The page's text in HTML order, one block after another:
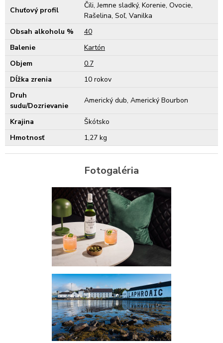
Chuťový profil
Čili, Jemne sladký, Korenie, Ovocie,
Rašelina, Soľ, Vanilka
Obsah alkoholu %
40
Balenie
Kartón
Objem
0.7
Dĺžka zrenia
10 rokov
Druh
sudu/Dozrievanie
Americký dub, Americký Bourbon
Krajina
Škótsko
Hmotnosť
1,27 kg
Fotogaléria